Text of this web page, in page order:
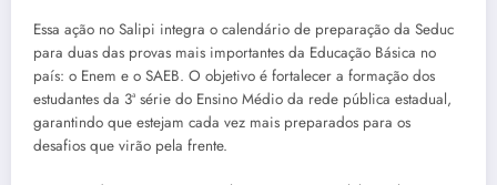
Essa ação no Salipi integra o calendário de preparação da Seduc
para duas das provas mais importantes da Educação Básica no
país: o Enem e o SAEB. O objetivo é fortalecer a formação dos
estudantes da 3ª série do Ensino Médio da rede pública estadual,
garantindo que estejam cada vez mais preparados para os
desafios que virão pela frente.